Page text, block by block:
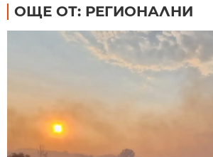
ОЩЕ ОТ: РЕГИОНАЛНИ